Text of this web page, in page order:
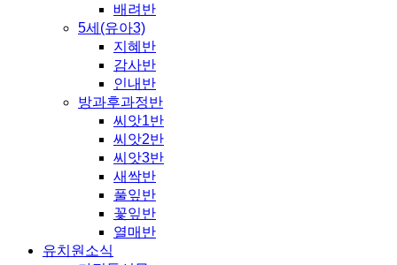
배려반
5세(유아3)
지혜반
감사반
인내반
방과후과정반
씨앗1반
씨앗2반
씨앗3반
새싹반
풀잎반
꽃잎반
열매반
유치원소식